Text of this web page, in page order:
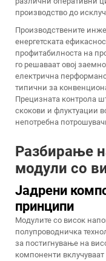
производство до
Производствените
енергетската
профитабилноста на
го решаваат овој
електрична
типични за
Прецизната контрола
скокови и флуктуации
непотребна
Разбирање
модули со
Јадрени
принципи
Модулите со висок
полупроводничка
за постигнување на
компоненти